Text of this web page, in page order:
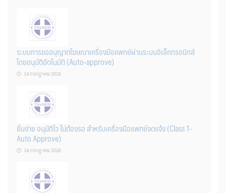
ระบบการขออนุญาตโฆษณาเครื่องมือแพทย์ผ่านระบบอิเล็กทรอนิกส์
โดยอนุมัติอัตโนมัติ (Auto-approve)
14 กรกฎาคม 2026
ยื่นง่าย อนุมัติไว ไม่ต้องรอ สำหรับเครื่องมือแพทย์จดแจ้ง (Class 1-
Auto Approve)
14 กรกฎาคม 2026